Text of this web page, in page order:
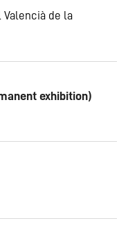
Valencià de la
exhibition)